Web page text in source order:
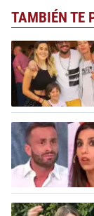
TAMBIÉN TE